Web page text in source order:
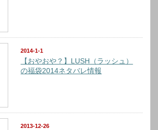
2014-1-1
【おやおや？】LUSH（ラッシュ）
の福袋2014ネタバレ情報
2013-12-26